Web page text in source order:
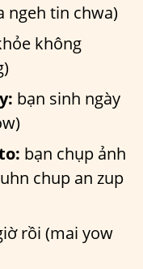
ngeh tin chwa)
không
bạn sinh ngày
bạn chụp ảnh
chup an zup
rồi (mai yow